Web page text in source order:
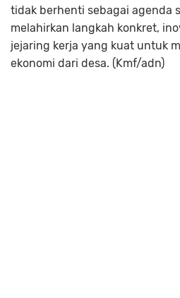
tidak berhenti sebagai agenda
melahirkan langkah konkret,
jejaring kerja yang kuat untuk
ekonomi dari desa. (Kmf/adn)